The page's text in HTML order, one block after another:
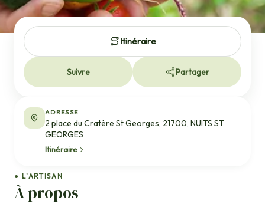
● L'ARTISAN
À propos
Itinéraire
Suivre Partager
ADRESSE
2 place du Cratère St Georges, 21700, NUITS ST
GEORGES
Itinéraire